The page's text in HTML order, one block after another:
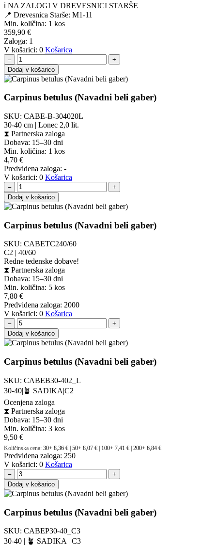
ℹ️ NA ZALOGI V DREVESNICI STARŠE
📍 Drevesnica Starše: M1-11
Min. količina: 1 kos
359,90 €
Zaloga: 1
V košarici: 0 Košarica
–
+
Dodaj v košarico
Carpinus betulus (Navadni beli gaber)
SKU: CABE-B-304020L
30-40 cm | Lonec 2,0 lit.
⧗ Partnerska zaloga
Dobava: 15–30 dni
Min. količina: 1 kos
4,70 €
Predvidena zaloga: -
V košarici: 0 Košarica
–
+
Dodaj v košarico
Carpinus betulus (Navadni beli gaber)
SKU: CABETC240/60
C2 | 40/60
Redne tedenske dobave!
⧗ Partnerska zaloga
Dobava: 15–30 dni
Min. količina: 5 kos
7,80 €
Predvidena zaloga: 2000
V košarici: 0 Košarica
–
+
Dodaj v košarico
Carpinus betulus (Navadni beli gaber)
SKU: CABEB30-402_L
30-40|🪴 SADIKA|C2
Ocenjena zaloga
⧗ Partnerska zaloga
Dobava: 15–30 dni
Min. količina: 3 kos
9,50 €
Količinska cena: 30+ 8,36 € | 50+ 8,07 € | 100+ 7,41 € | 200+ 6,84 €
Predvidena zaloga: 250
V košarici: 0 Košarica
–
+
Dodaj v košarico
Carpinus betulus (Navadni beli gaber)
SKU: CABEP30-40_C3
30-40 | 🪴 SADIKA | C3